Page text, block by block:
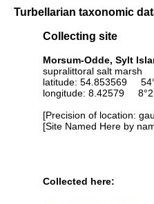
Turbellarian taxonomic
Collecting site
Morsum-Odde, Sylt
supralittoral salt marsh
latitude: 54.853569
longitude: 8.42579
[Precision of location:
[Site Named Here by
Collected here: